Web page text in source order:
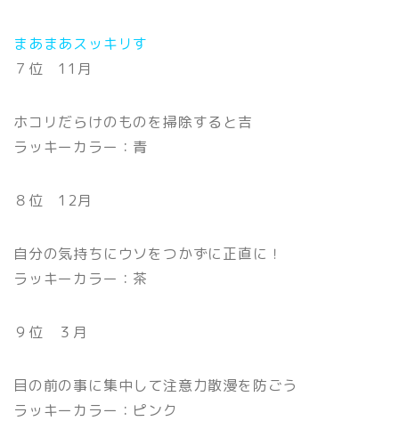
まあまあスッキリす
７位 11月
ホコリだらけのものを掃除すると吉
ラッキーカラー：青
８位 12月
自分の気持ちにウソをつかずに正直に！
ラッキーカラー：茶
９位 ３月
目の前の事に集中して注意力散漫を防ごう
ラッキーカラー：ピンク